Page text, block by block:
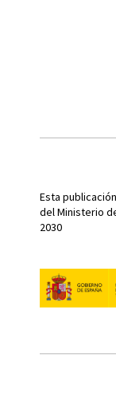
Esta
del Ministerio
2030